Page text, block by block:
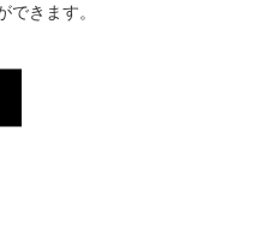
ー
画像 1
チャー画像
できます。